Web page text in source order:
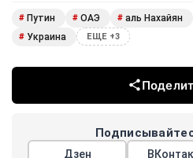
# Путин # ОАЭ # аль Нахайян
# Украина ЕЩЕ +3
Дзен